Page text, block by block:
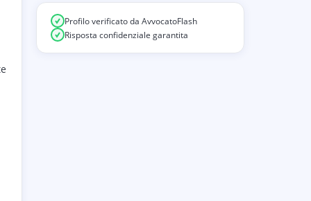
Profilo verificato da AvvocatoFlash
Risposta confidenziale garantita